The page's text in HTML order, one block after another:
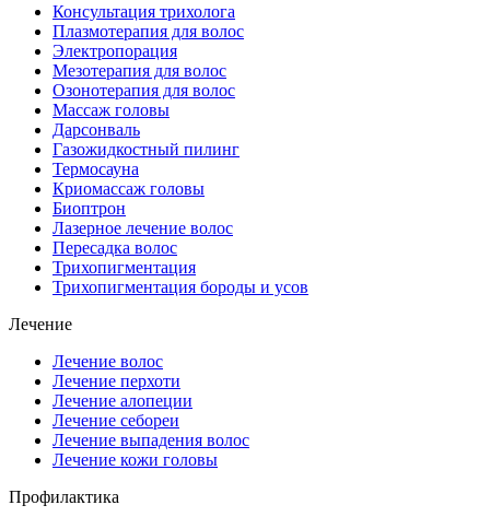
Консультация трихолога
Плазмотерапия для волос
Электропорация
Мезотерапия для волос
Озонотерапия для волос
Массаж головы
Дарсонваль
Газожидкостный пилинг
Термосауна
Криомассаж головы
Биоптрон
Лазерное лечение волос
Пересадка волос
Трихопигментация
Трихопигментация бороды и усов
Лечение
Лечение волос
Лечение перхоти
Лечение алопеции
Лечение себореи
Лечение выпадения волос
Лечение кожи головы
Профилактика